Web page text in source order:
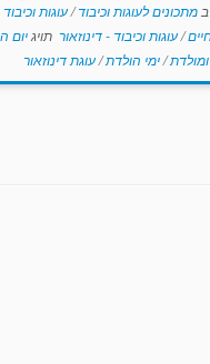
ב מתכונים לעוגות וכיבוד/עוגות
/עוגות וכיבוד - דינוזאור תויגיום
/ימי הולדת/עוגת דינוזאור